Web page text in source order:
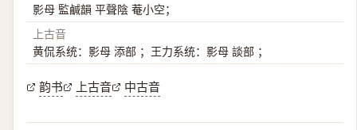
影母 監鹹韻 平聲陰 菴小空；
上古音
黄侃系统：影母 添部 ；王力系统：影母 談部 ；
韵书 上古音 中古音